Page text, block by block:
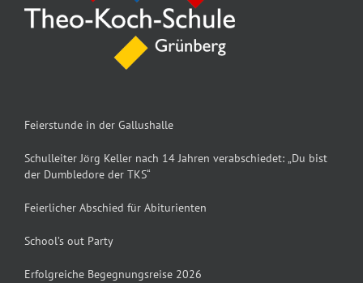
Feierstunde in der Gallushalle
Schulleiter Jörg Keller nach 14 Jahren verabschiedet: „Du bist
der Dumbledore der TKS“
Feierlicher Abschied für Abiturienten
School’s out Party
Erfolgreiche Begegnungsreise 2026